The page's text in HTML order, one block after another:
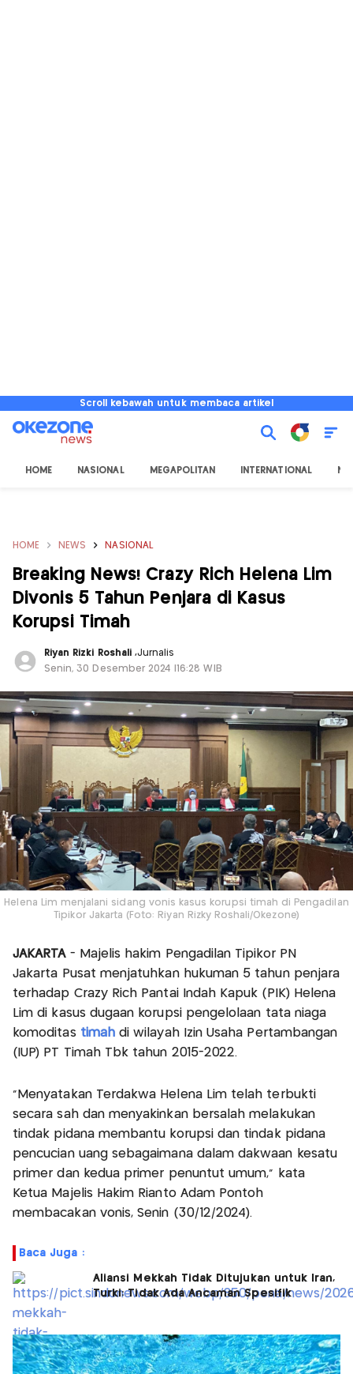
Scroll kebawah untuk membaca artikel
HOME NASIONAL MEGAPOLITAN INTERNATIONAL
HOME NEWS NASIONAL
Breaking News! Crazy Rich Helena Lim
Divonis 5 Tahun Penjara di Kasus
Korupsi Timah
Riyan Rizki Roshali ,Jurnalis
Senin, 30 Desember 2024 |16:28 WIB
Helena Lim menjalani sidang vonis kasus korupsi timah di Pengadilan
Tipikor Jakarta (Foto: Riyan Rizky Roshali/Okezone)
JAKARTA - Majelis hakim Pengadilan Tipikor PN
Jakarta Pusat menjatuhkan hukuman 5 tahun penjara
terhadap Crazy Rich Pantai Indah Kapuk (PIK) Helena
Lim di kasus dugaan korupsi pengelolaan tata niaga
komoditas timahdi wilayah Izin Usaha Pertambangan
(IUP) PT Timah Tbk tahun 2015-2022.
“Menyatakan Terdakwa Helena Lim telah terbukti
secara sah dan menyakinkan bersalah melakukan
tindak pidana membantu korupsi dan tindak pidana
pencucian uang sebagaimana dalam dakwaan kesatu
primer dan kedua primer penuntut umum,” kata
Ketua Majelis Hakim Rianto Adam Pontoh
membacakan vonis, Senin (30/12/2024).
Baca Juga :
Aliansi Mekkah Tidak Ditujukan untuk Iran,
Turki: Tidak Ada Ancaman Spesifik